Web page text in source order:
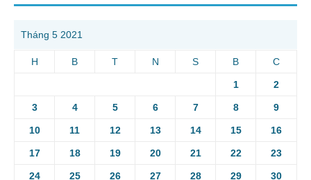
Tháng 5 2021
H B T N S B C
1 2
3 4 5 6 7 8 9
10 11 12 13 14 15 16
17 18 19 20 21 22 23
24 25 26 27 28 29 30